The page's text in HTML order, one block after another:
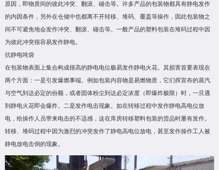
原因，即物质间的彼此冲突、翻滚、碰击等。许多产品的包装物都具有静电发作
的内因条件，另外在仓储中也都离不开转移、堆码、覆盖等操作，因此包装物之
间不可避免地会发作冲突、翻滚、碰击等。一般产品的塑料包装在堆码过程中因
为彼此冲突很容易发作静电。
抗静电吨袋
在包装物表面上集合构成很高的静电电位极易发作静电火花。其损害首要表现在
两个方面：一是引发爆燃事端。例如包装内容物是易燃物质，它们挥宣布的蒸汽
与空气到达必定的份额，或者固体粉尘到达必定浓度（即爆炸极限）时，一旦遇
到静电火花即会爆炸。二是发作电击现象。如在转移过程中发作静电高电位放
电，给操作人员带来电击的不适感，这在库房转移塑料包装的货品时屡有发作。
转移、堆码过程中因为激烈的冲突发作了静电高电位放电，甚至发作操作工人被
静电放电击倒的现象。